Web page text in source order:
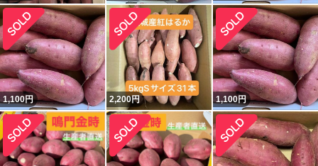
1,100円 2,200円 1,100円